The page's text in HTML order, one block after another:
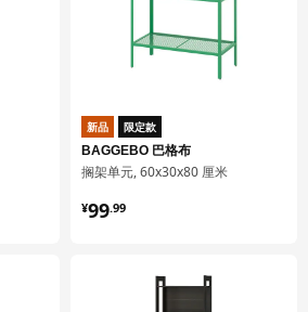
新品
限定款
BAGGEBO 巴格布
搁架单元, 60x30x80 厘米
¥99.99
¥ 99.99